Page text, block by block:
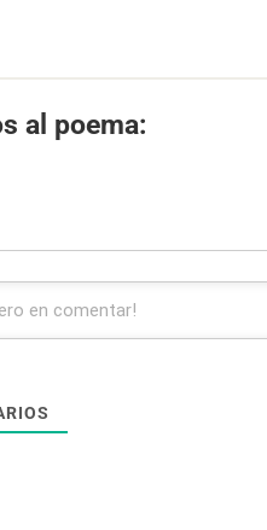
al poema: